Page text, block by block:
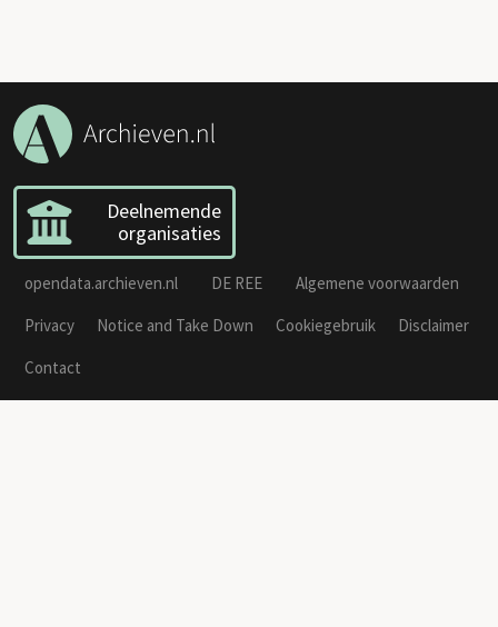
Deelnemende
organisaties
opendata.archieven.nl DE REE
Algemene voorwaarden
Privacy
Notice and Take Down Cookiegebruik
Disclaimer
Contact